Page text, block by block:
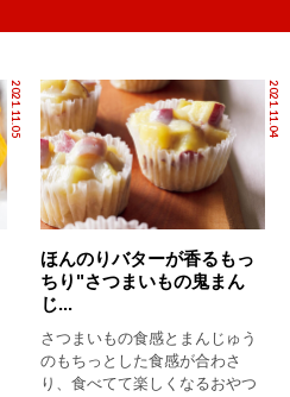
2021.11.05 2021.11.04
ほんのりバターが香るもっ
ちり"さつまいもの鬼まん
じ...
さつまいもの食感とまんじゅう
のもちっとした食感が合わさ
り、食べてて楽しくなるおやつ